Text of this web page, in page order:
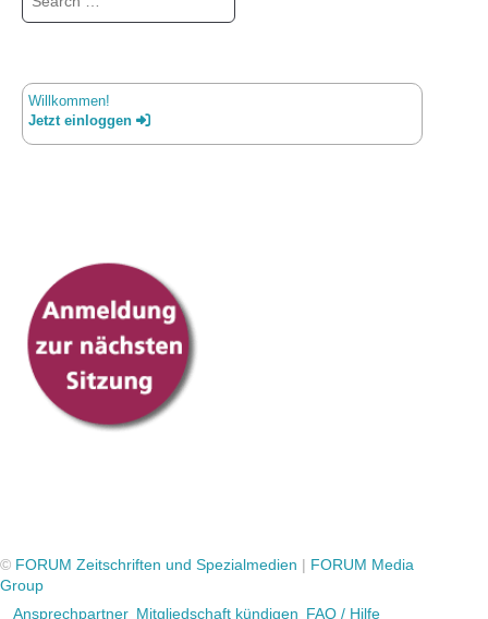
Willkommen!
Jetzt einloggen
© FORUM Zeitschriften und Spezialmedien | FORUM Media
Group
Ansprechpartner Mitgliedschaft kündigen FAQ / Hilfe